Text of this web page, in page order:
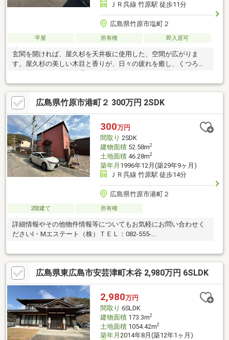
ＪＲ呉線 竹原駅 徒歩11分
広島県竹原市塩町２
平屋 所有権 即入居可
玄関を開ければ、屋久杉を天井板に使用した、空間が広がりま
す。屋久杉の美しい木目と香りが、日々の疲れを癒し、くつろぎ
ませんか？
広島県竹原市港町２ 300万円 2SDK
300万円
間取り 2SDK
建物面積52.58m2
土地面積46.28m2
築年月 1996年12月(築29年9ヶ月)
ＪＲ呉線 竹原駅 徒歩14分
広島県竹原市港町２
2階建て 所有権
詳細情報やその他物件情報等についてもお気軽にお問い合わせく
ださいI・Mエステート（株）ＴＥＬ：082-555-
広島県東広島市安芸津町木谷 2,980万円 6SLDK
2,980万円
間取り 6SLDK
建物面積173.3m2
土地面積1054.42m2
築年月 2014年8月(築12年1ヶ月)